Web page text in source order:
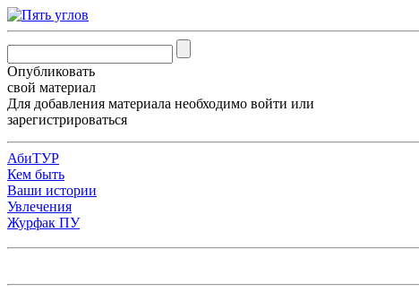
Опубликовать
свой материал
Для добавления материала необходимо войти или
зарегистрироваться
АбиТУР
Кем быть
Ваши истории
Увлечения
Журфак ПУ